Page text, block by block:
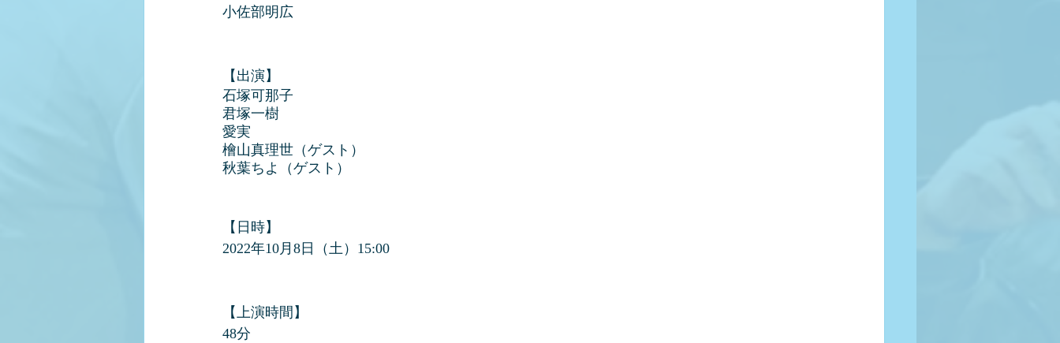
小佐部明広
【出演】
石塚可那子
君塚一樹
愛実
檜山真理世（ゲスト）
秋葉ちよ（ゲスト）
【日時】
2022年10月8日（土）15:00
【上演時間】
48分